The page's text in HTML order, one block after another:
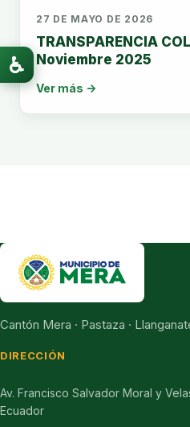
27 DE MAYO DE 2026
TRANSPARENCIA
Noviembre 2025
Ver más →
Cantón Mera · Pastaza ·
DIRECCIÓN
Av. Francisco Salvador Moral y
Ecuador
♿